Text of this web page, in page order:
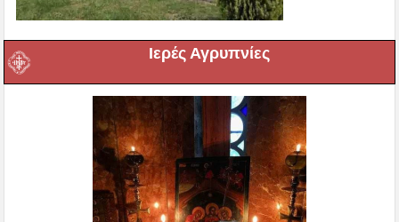
Ιερές Αγρυπνίες